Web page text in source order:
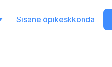
Sisene õpikeskkonda